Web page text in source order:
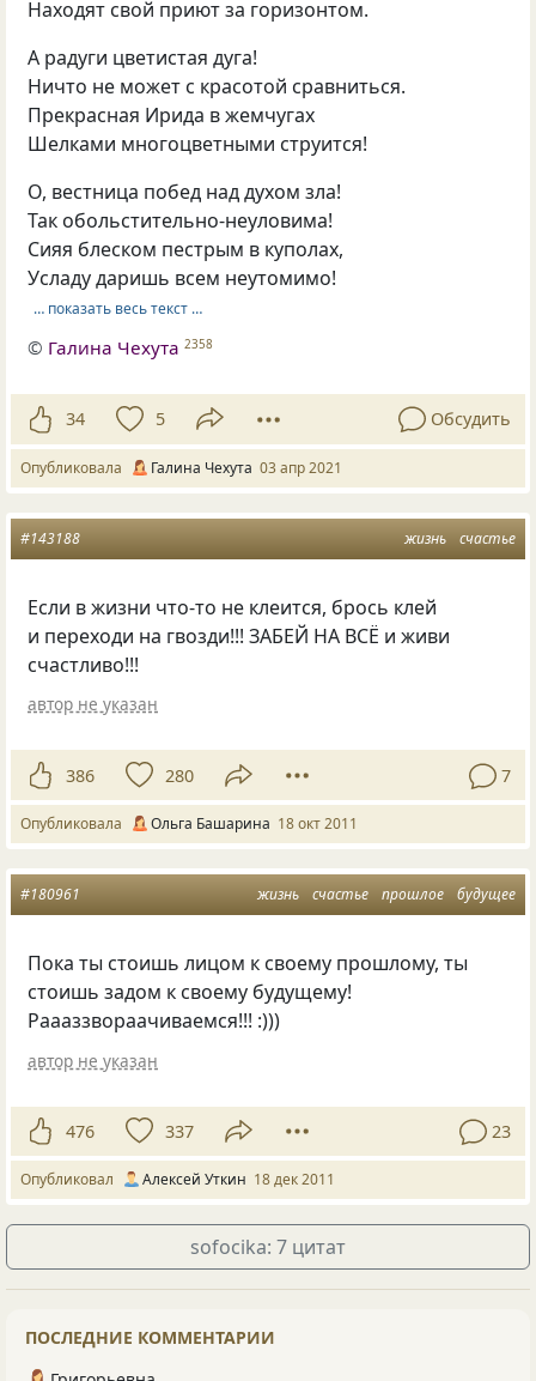
Находят свой приют за горизонтом.
А радуги цветистая дуга!
Ничто не может с красотой сравниться.
Прекрасная Ирида в жемчугах
Шелками многоцветными струится!
О, вестница побед над духом зла!
Так обольстительно-неуловима!
Сияя блеском пестрым в куполах,
Усладу даришь всем неутомимо!
… показать весь текст …
© Галина Чехута 2358
34 5 Обсудить
Опубликовала Галина Чехута 03 апр 2021
жизнь счастье
#143188
Если в жизни что-то не клеится, брось клей
и переходи на гвозди!!! ЗАБЕЙ НА ВСЁ и живи
счастливо!!!
автор не указан
386 280 7
Опубликовала Ольга Башарина 18 окт 2011
жизнь счастье прошлое будущее
#180961
Пока ты стоишь лицом к своему прошлому, ты
стоишь задом к своему будущему!
Раааззвораачиваемся!!! :)))
автор не указан
476 337 23
Опубликовал Алексей Уткин 18 дек 2011
sofocika: 7 цитат
ПОСЛЕДНИЕ КОММЕНТАРИИ